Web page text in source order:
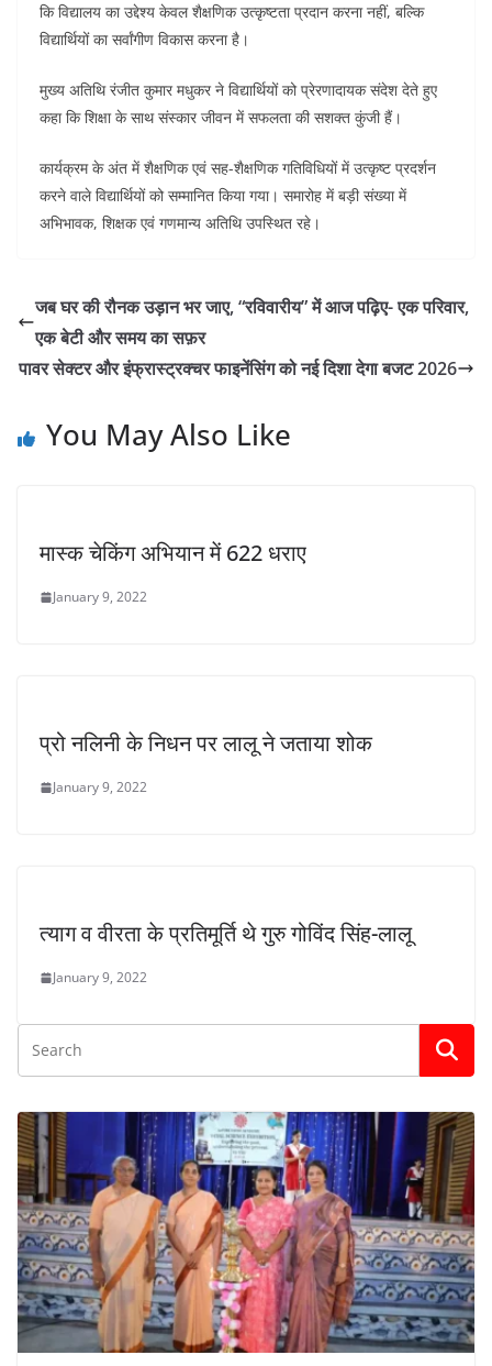
कि विद्यालय का उद्देश्य केवल शैक्षणिक उत्कृष्टता प्रदान करना नहीं, बल्कि
विद्यार्थियों का सर्वांगीण विकास करना है।
मुख्य अतिथि रंजीत कुमार मधुकर ने विद्यार्थियों को प्रेरणादायक संदेश देते हुए
कहा कि शिक्षा के साथ संस्कार जीवन में सफलता की सशक्त कुंजी हैं।
कार्यक्रम के अंत में शैक्षणिक एवं सह-शैक्षणिक गतिविधियों में उत्कृष्ट प्रदर्शन
करने वाले विद्यार्थियों को सम्मानित किया गया। समारोह में बड़ी संख्या में
अभिभावक, शिक्षक एवं गणमान्य अतिथि उपस्थित रहे।
जब घर की रौनक उड़ान भर जाए, “रविवारीय” में आज पढ़िए- एक परिवार,
एक बेटी और समय का सफ़र
पावर सेक्टर और इंफ्रास्ट्रक्चर फाइनेंसिंग को नई दिशा देगा बजट 2026
You May Also Like
मास्क चेकिंग अभियान में 622 धराए
January 9, 2022
प्रो नलिनी के निधन पर लालू ने जताया शोक
January 9, 2022
त्याग व वीरता के प्रतिमूर्ति थे गुरु गोविंद सिंह-लालू
January 9, 2022